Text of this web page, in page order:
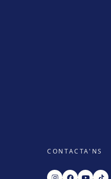
CONTACTA'NS